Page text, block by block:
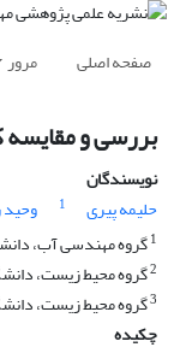
صفحه اصلی مرور
بررسی و
نویسندگان
حلیمه پیری
1 وحید
1گروه مهندسی آب،
2گروه محیط زیست،
3گروه محیط زیست،
چکیده